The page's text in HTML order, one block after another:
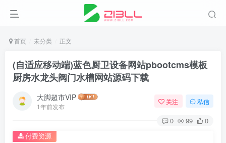
首页 未分类 正文
(自适应移动端)蓝色厨卫设备网站pbootcms模板
厨房水龙头阀门水槽网站源码下载
大脚超市VIP
1年前发布
关注 私信
0 99 0
付费资源